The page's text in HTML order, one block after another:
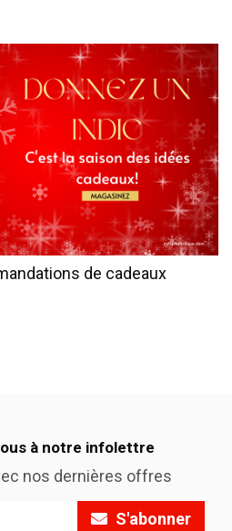
de cadeaux
à notre infolettre
nos dernières offres
S'abonner